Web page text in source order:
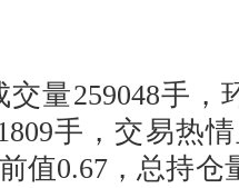
259048手，
手，交易热
值0.67，总持仓